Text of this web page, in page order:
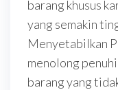
barang khusus
yang semakin
Menyetabilkan
menolong
barang yang